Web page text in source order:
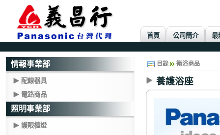
首頁 公司簡介 最
情報事業部
配線器具
電路商品
照明事業部
護眼檯燈
目錄 衛浴商品
養護浴座